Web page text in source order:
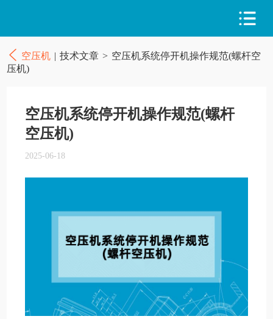
空压机 | 技术文章 > 空压机系统停开机操作规范(螺杆空
压机)
空压机系统停开机操作规范(螺杆
空压机)
2025-06-18